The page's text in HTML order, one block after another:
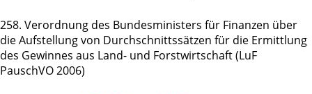
258. Verordnung des Bundesministers für Finanzen über
die Aufstellung von Durchschnittssätzen für die Ermittlung
des Gewinnes aus Land- und Forstwirtschaft (LuF
PauschVO 2006)